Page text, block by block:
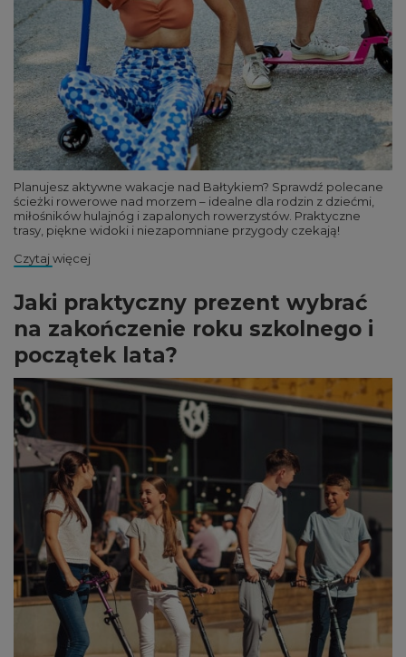
Planujesz aktywne wakacje nad Bałtykiem? Sprawdź polecane
ścieżki rowerowe nad morzem – idealne dla rodzin z dziećmi,
miłośników hulajnóg i zapalonych rowerzystów. Praktyczne
trasy, piękne widoki i niezapomniane przygody czekają!
Czytaj więcej
Jaki praktyczny prezent wybrać
na zakończenie roku szkolnego i
początek lata?